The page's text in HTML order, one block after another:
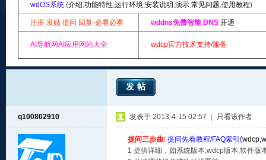
wdOS系统 (介绍,功能特性,运行环境,安装说明 ,演示,常见问题,使用教程)
注册 发贴 提问 回复-必看必看 wddns免费智能 DNS 开通
AI导航网AI应用网站大全 wdcp官方技术支持/服务
发帖
q100802910 发表于 2013-4-15 02:57 只看该作者
提问三步曲: 提问先看教程/FAQ索引(wdcp,
1 提供详细，如系统版本,wdcp版本,软件版